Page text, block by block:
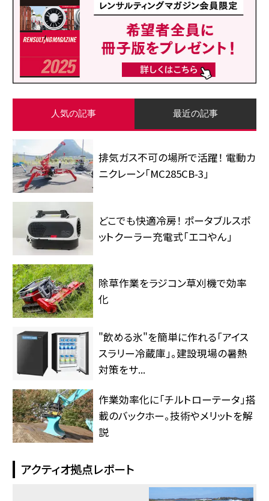
人気の記事 最近の記事
排気ガス不可の場所で活躍！ 電動カ
ニクレーン「MC285CB-3」
どこでも快適冷房！ ポータブルスポ
ットクーラー充電式「エコやん」
除草作業をラジコン草刈機で効率
化
"飲める氷"を簡単に作れる「アイス
スラリー冷蔵庫」。建設現場の暑熱
対策をサ...
作業効率化に「チルトローテータ」搭
載のバックホー。技術やメリットを解
説
アクティオ拠点レポート